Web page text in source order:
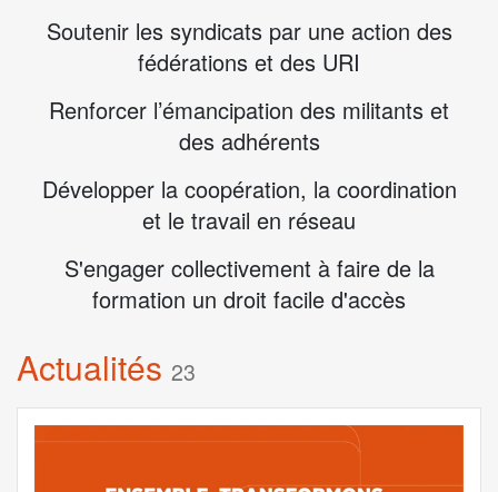
Soutenir les syndicats par une action des
fédérations et des URI
Renforcer l’émancipation des militants et
des adhérents
Développer la coopération, la coordination
et le travail en réseau
S'engager collectivement à faire de la
formation un droit facile d'accès
Actualités 23